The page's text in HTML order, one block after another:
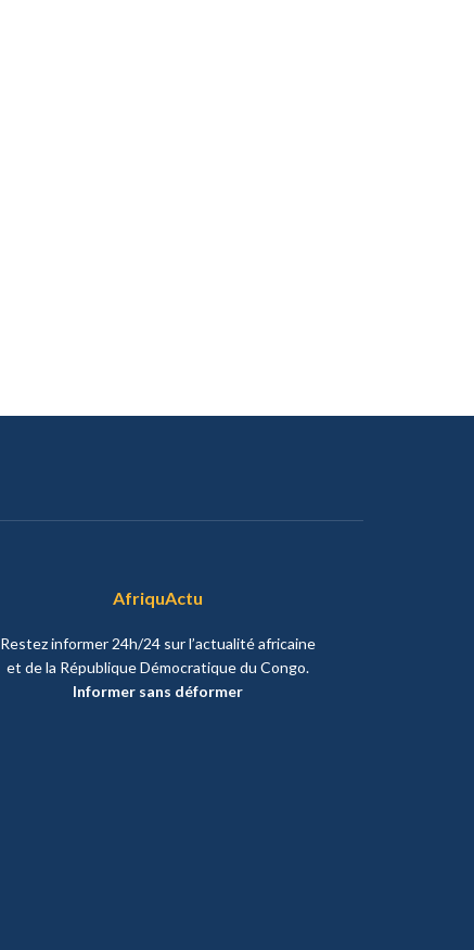
AfriquActu
Restez informer 24h/24 sur l’actualité africaine
et de la République Démocratique du Congo.
Informer sans déformer